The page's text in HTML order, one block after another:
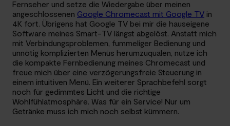
Fernseher und setze die Wiedergabe über meinen
angeschlossenen Google Chromecast mit Google TV in
4K fort. Übrigens hat Google TV bei mir die hauseigene
Software meines Smart-TV längst abgelöst. Anstatt mich
mit Verbindungsproblemen, fummeliger Bedienung und
unnötig komplizierten Menüs herumzuquälen, nutze ich
die kompakte Fernbedienung meines Chromecast und
freue mich über eine verzögerungsfreie Steuerung in
einem intuitiven Menü. Ein weiterer Sprachbefehl sorgt
noch für gedimmtes Licht und die richtige
Wohlfühlatmosphäre. Was für ein Service! Nur um
Getränke muss ich mich noch selbst kümmern.